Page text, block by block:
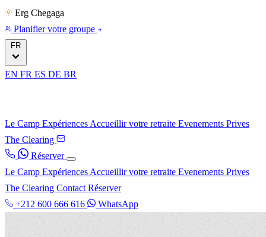
Erg Chegaga
Planifier votre groupe
FR
EN FR ES DE BR
Le Camp Expériences Accueillir votre retraite Evenements Prives
The Clearing
Réserver
Le Camp Expériences Accueillir votre retraite Evenements Prives
The Clearing Contact Réserver
+212 600 666 616
WhatsApp